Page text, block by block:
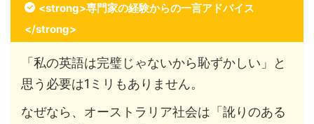
<strong>専門家の経験からの一言アドバイス
</strong>
「私の英語は完璧じゃないから恥ずかしい」と
思う必要は1ミリもありません。
なぜなら、オーストラリア社会は「訛りのある